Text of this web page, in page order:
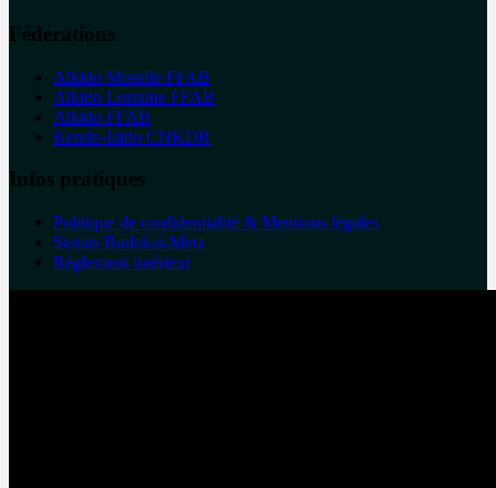
Fédérations
Aïkido Moselle FFAB
Aïkido Lorraine FFAB
Aïkido FFAB
Kendo-Iaïdo CNKDR
Infos pratiques
Politique de confidentialité & Mentions légales
Statuts Budokaï-Metz
Règlement intérieur